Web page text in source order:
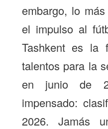
embargo, lo
el impulso al
Tashkent es la
talentos para la
en junio de
impensado:
2026. Jamás